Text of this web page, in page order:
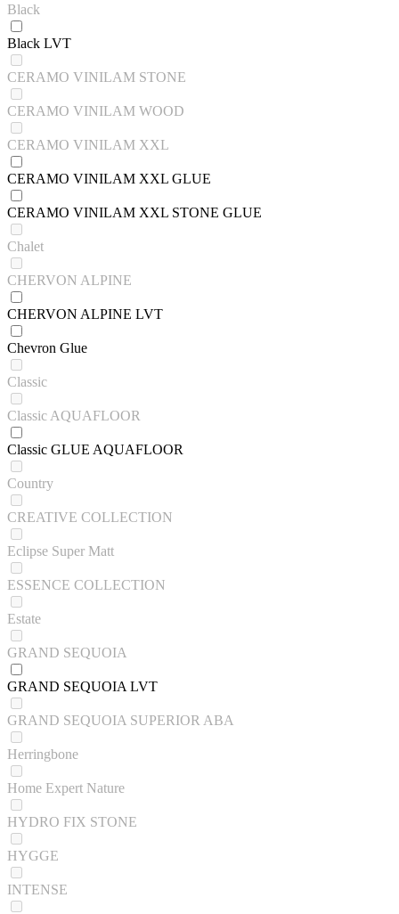
Black
Black LVT
CERAMO VINILAM STONE
CERAMO VINILAM WOOD
CERAMO VINILAM XXL
CERAMO VINILAM XXL GLUE
CERAMO VINILAM XXL STONE GLUE
Chalet
CHERVON ALPINE
CHERVON ALPINE LVT
Chevron Glue
Classic
Classic AQUAFLOOR
Classic GLUE AQUAFLOOR
Country
CREATIVE COLLECTION
Eclipse Super Matt
ESSENCE COLLECTION
Estate
GRAND SEQUOIA
GRAND SEQUOIA LVT
GRAND SEQUOIA SUPERIOR ABA
Herringbone
Home Expert Nature
HYDRO FIX STONE
HYGGE
INTENSE